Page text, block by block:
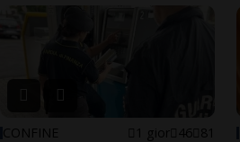
CONFINE 1 gior 46 81